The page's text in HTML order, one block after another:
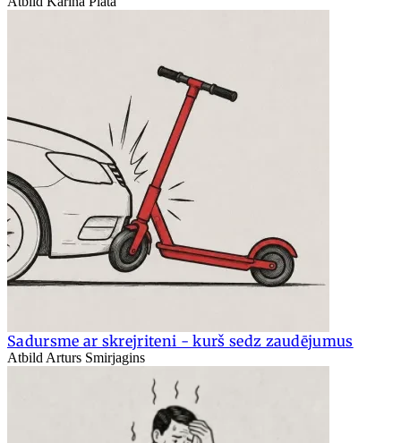
Sadursme ar skrejriteni - kurš sedz zaudējumus
Atbild Arturs Smirjagins